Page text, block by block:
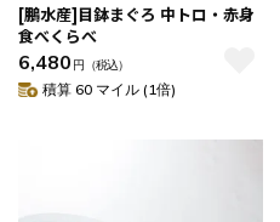
[鵬水産]目鉢まぐろ 中トロ・赤身
食べくらべ
6,480 円 （税込）
積算 60 マイル (1倍)